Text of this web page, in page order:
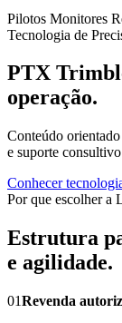
Pilotos Monitores
Tecnologia de
PTX
operação.
Conteúdo
e suporte
Conhecer
Por que escolher a
Estrutura
e agilidade.
01Revenda